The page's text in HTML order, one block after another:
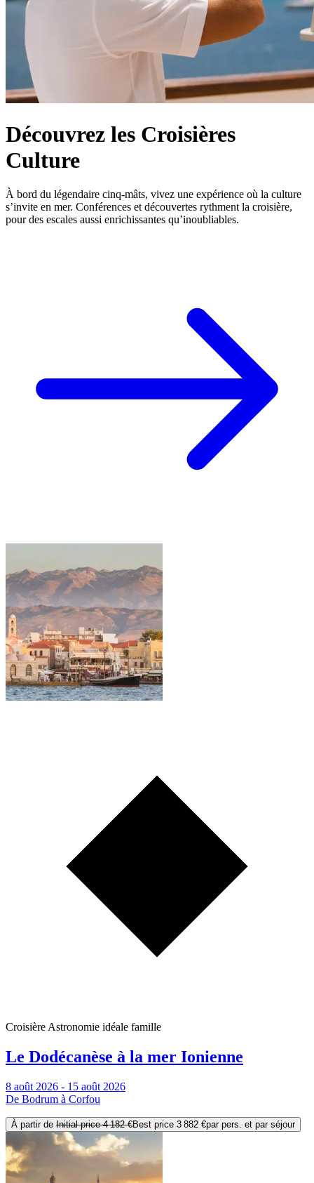
Découvrez les Croisières
Culture
À bord du légendaire cinq-mâts, vivez une expérience où la culture
s’invite en mer. Conférences et découvertes rythment la croisière,
pour des escales aussi enrichissantes qu’inoubliables.
Croisière Astronomie idéale famille
Le Dodécanèse à la mer Ionienne
8 août 2026 - 15 août 2026
De Bodrum à Corfou
À partir de Initial price 4 182 €Best price 3 882 €par pers. et par séjour